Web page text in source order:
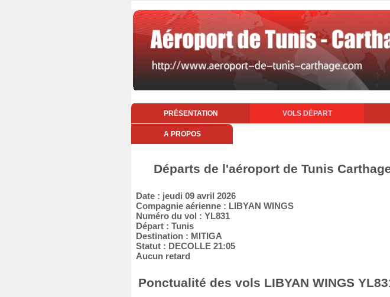
PRÉSENTATION VOLS DÉPART
A PROPOS
Départs de l'aéroport de Tunis
Date : jeudi 09 avril 2026
Compagnie aérienne : LIBYAN WINGS
Numéro du vol : YL831
Départ : Tunis
Destination : MITIGA
Statut : DECOLLE 21:05
Aucun retard
Ponctualité des vols LIBYAN WINGS